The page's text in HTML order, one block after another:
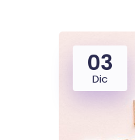
03
Dic